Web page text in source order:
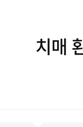
치매